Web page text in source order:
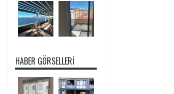
HABER GÖRSELLERI